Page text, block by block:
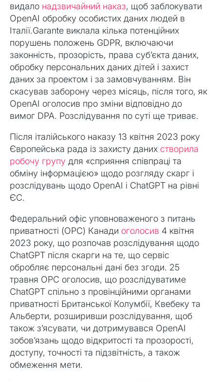
видало надзвичайний наказ, щоб заблокувати
OpenAI обробку особистих даних людей в
Італії.Garante виклала кілька потенційних
порушень положень GDPR, включаючи
законність, прозорість, права суб’єкта даних,
обробку персональних даних дітей і захист
даних за проектом і за замовчуванням. Він
скасував заборону через місяць, після того, як
OpenAI оголосив про зміни відповідно до
вимог DPA. Розслідування по суті ще триває.
Після італійського наказу 13 квітня 2023 року
Європейська рада із захисту даних створила
робочу групу для «сприяння співпраці та
обміну інформацією» щодо розгляду скарг і
розслідувань щодо OpenAI і ChatGPT на рівні
ЄС.
Федеральний офіс уповноваженого з питань
приватності (OPC) Канади оголосив 4 квітня
2023 року, що розпочав розслідування щодо
ChatGPT після скарги на те, що сервіс
обробляє персональні дані без згоди. 25
травня OPC оголосив, що розслідуватиме
ChatGPT спільно з провінційними органами
приватності Британської Колумбії, Квебеку та
Альберти, розширивши розслідування, щоб
також з’ясувати, чи дотримувався OpenAI
зобов’язань щодо відкритості та прозорості,
доступу, точності та підзвітність, а також
обмеження мети.